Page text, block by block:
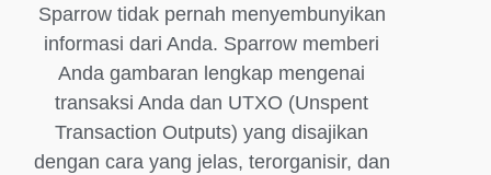
Sparrow tidak pernah menyembunyikan
informasi dari Anda. Sparrow memberi
Anda gambaran lengkap mengenai
transaksi Anda dan UTXO (Unspent
Transaction Outputs) yang disajikan
dengan cara yang jelas, terorganisir, dan